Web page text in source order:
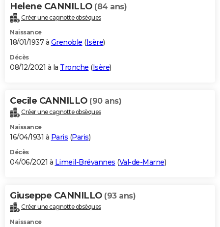
Helene CANNILLO (84 ans)
Créer une cagnotte obsèques
Naissance
18/01/1937 à Grenoble (Isère)
Décès
08/12/2021 à la Tronche (Isère)
Cecile CANNILLO (90 ans)
Créer une cagnotte obsèques
Naissance
16/04/1931 à Paris (Paris)
Décès
04/06/2021 à Limeil-Brévannes (Val-de-Marne)
Giuseppe CANNILLO (93 ans)
Créer une cagnotte obsèques
Naissance